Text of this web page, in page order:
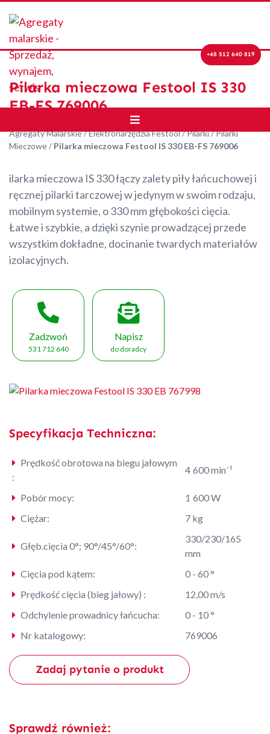
+48 512 640 819
Pilarka mieczowa Festool IS 330
EB-FS 769006
Agregaty Malarskie/Elektronarzędzia Festool/Pilarki/Pilarki
Mieczowe/ Pilarka mieczowa Festool IS 330 EB-FS 769006
ilarka mieczowa IS 330 łączy zalety piły łańcuchowej i
ręcznej pilarki tarczowej w jedynym w swoim rodzaju,
mobilnym systemie, o 330 mm głębokości cięcia.
Łatwe i szybkie, a dzięki szynie prowadzącej przede
wszystkim dokładne, docinanie twardych materiałów
izolacyjnych.
Zadzwoń
531 712 640
Napisz
do doradcy
Specyfikacja Techniczna:
Prędkość obrotowa na biegu jałowym
:
4 600 min⁻¹
Pobór mocy:
1 600 W
Ciężar:
7 kg
Głęb.cięcia 0°; 90°/45°/60°:
330/230/165
mm
Cięcia pod kątem:
0 - 60 °
Prędkość cięcia (bieg jałowy) :
12,00 m/s
Odchylenie prowadnicy łańcucha:
0 - 10 °
Nr katalogowy:
769006
Zadaj pytanie o produkt
Sprawdź również: